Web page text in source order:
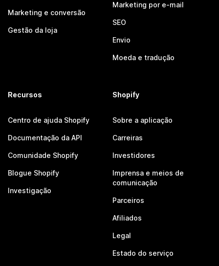
Marketing e conversão
Gestão da loja
Marketing por e-mail
SEO
Envio
Moeda e tradução
Recursos
Centro de ajuda Shopify
Documentação da API
Comunidade Shopify
Blogue Shopify
Investigação
Shopify
Sobre a aplicação
Carreiras
Investidores
Imprensa e meios de
comunicação
Parceiros
Afiliados
Legal
Estado do serviço